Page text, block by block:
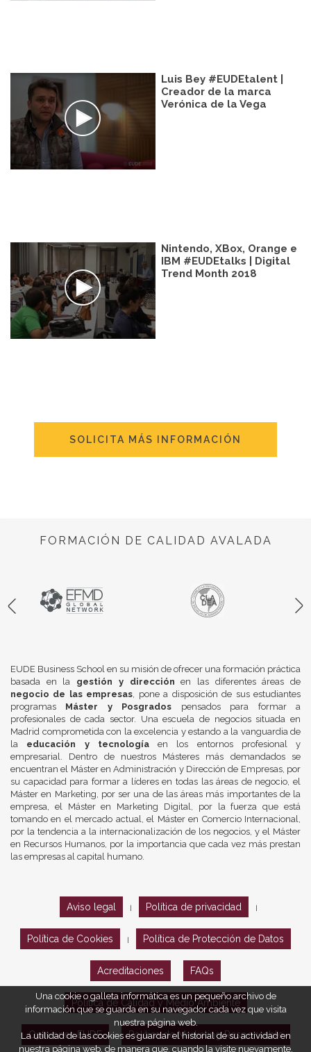
Luis Bey #EUDEtalent |
Creador de la marca
Verónica de la Vega
Nintendo, XBox, Orange e
IBM #EUDEtalks | Digital
Trend Month 2018
SOLICITA MÁS INFORMACIÓN
FORMACIÓN DE CALIDAD AVALADA
EUDE Business School en su misión de ofrecer una formación práctica
basada en la gestión y dirección en las diferentes áreas de
negocio de las empresas, pone a disposición de sus estudiantes
programas Máster y Posgrados pensados para formar a
profesionales de cada sector. Una escuela de negocios situada en
Madrid comprometida con la excelencia y estando a la vanguardia de
la educación y tecnologíaen los entornos profesional y
empresarial. Dentro de nuestros Másteres más demandados se
encuentran el Máster en Administración y Dirección de Empresas, por
su capacidad para formar a líderes en todas las áreas de negocio, el
Máster en Marketing, por ser una de las áreas más importantes de la
empresa, el Máster en Marketing Digital, por la fuerza que está
tomando en el mercado actual, el Máster en Comercio Internacional,
por la tendencia a la internacionalización de los negocios, y el Máster
en Recursos Humanos, por la importancia que cada vez más prestan
las empresas al capital humano.
Aviso legal Política de privacidad
Política de Cookies Política de Protección de Datos
Acreditaciones FAQs
Política de Calidad y Medio Ambiente
Opiniones EUDE Política de Marketing Responsable
Una cookie o galleta informática es un pequeño archivo de
información que se guarda en su navegador cada vez que visita
nuestra página web.
La utilidad de las cookies es guardar el historial de su actividad en
nuestra página web, de manera que, cuando la visite nuevamente,